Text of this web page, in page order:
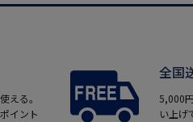
える。
イント
全国
5,000
い上げ